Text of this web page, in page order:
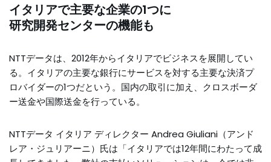
イタリアで主要な企業の1つに
研究開発センターの機能も
NTTデータは、2012年からイタリアでビジネスを展開してい
る。イタリアの主要な銀行にサービスを対する主要な決済プ
ロバイダーの1つだという。国内の取引に加え、クロスボーダ
ー送金や国際送金を行っている。
NTTデータ イタリア ディレクター Andrea Giuliani（アンド
レア・ジュリアーニ）氏は「イタリアでは12年間にわたって成